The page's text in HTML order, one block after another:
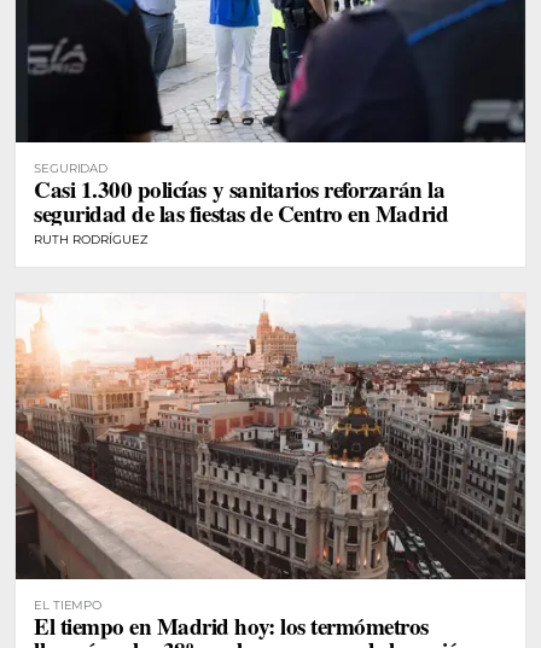
SEGURIDAD
Casi 1.300 policías y sanitarios reforzarán la
seguridad de las fiestas de Centro en Madrid
RUTH RODRÍGUEZ
EL TIEMPO
El tiempo en Madrid hoy: los termómetros